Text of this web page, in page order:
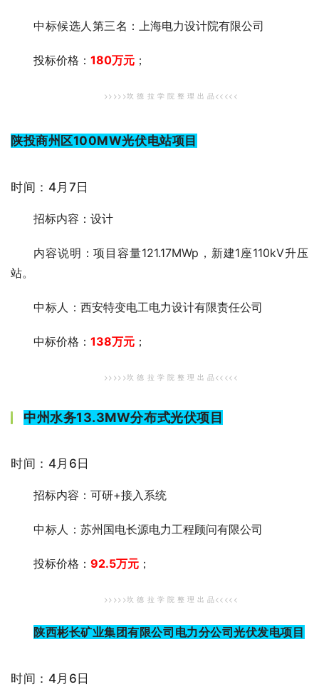
中标候选人第三名：上海电力设计院有限公司
投标价格： 180万元 ；
>>>>>坎 德 拉 学 院 整 理 出 品<<<<<
陕投商州区100MW光伏电站项目
时间：4月7日
招标内容：设计
内容说明：项目容量121.17MWp，新建1座110kV升压
站。
中标人 ：西安特变电工电力设计有限责任公司
中标价格： 138万元 ；
>>>>>坎 德 拉 学 院 整 理 出 品<<<<<
中州水务13.3MW分布式光伏项目
时间：4月6日
招标内容：可研+接入系统
中标人 ：苏州国电长源电力工程顾问有限公司
投标价格： 92.5万元 ；
>>>>>坎 德 拉 学 院 整 理 出 品<<<<<
陕西彬长矿业集团有限公司电力分公司光伏发电项目
时间：4月6日